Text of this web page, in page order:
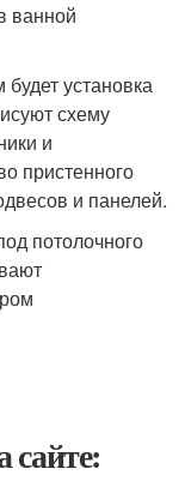
ванной
установка
схему
и
пристенного
и панелей.
потолочного
сайте: